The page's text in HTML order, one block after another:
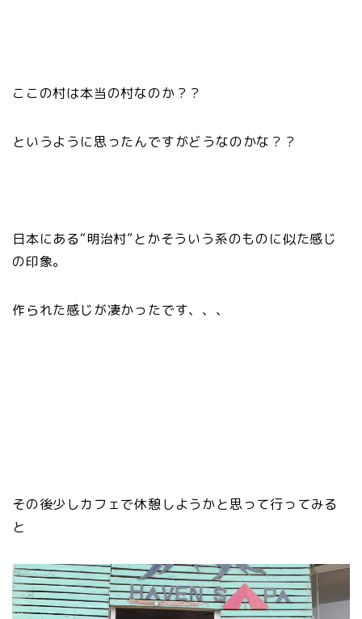
ここの村は本当の村なのか？？
というように思ったんですがどうなのかな？？
日本にある“明治村”とかそういう系のものに似た感じ
の印象。
作られた感じが凄かったです、、、
その後少しカフェで休憩しようかと思って行ってみる
と